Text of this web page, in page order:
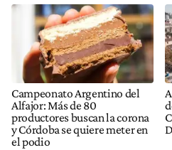
Campeonato Argentino del
Alfajor: Más de 80
productores buscan la corona
y Córdoba se quiere meter en
el podio